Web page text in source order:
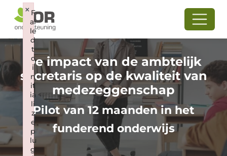
De impact van de ambtelijk
secretaris op de kwaliteit van
medezeggenschap
Pilot van 12 maanden in het
funderend onderwijs
F
ai
le
d
t
o
i
n
it
ia
li
z
e
p
lu
g
×